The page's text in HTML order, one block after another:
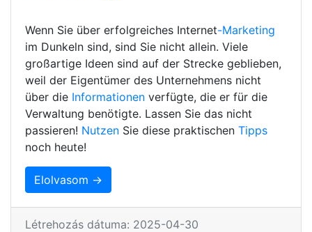
Wenn Sie über erfolgreiches Internet-Marketing
im Dunkeln sind, sind Sie nicht allein. Viele
großartige Ideen sind auf der Strecke geblieben,
weil der Eigentümer des Unternehmens nicht
über die Informationen verfügte, die er für die
Verwaltung benötigte. Lassen Sie das nicht
passieren! Nutzen Sie diese praktischen Tipps
noch heute!
Elolvasom →
Létrehozás dátuma: 2025-04-30